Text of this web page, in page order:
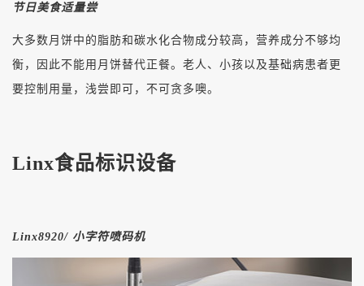
节日美食适量尝
大多数月饼中的脂肪和碳水化合物成分较高，营养成分不够均
衡，因此不能用月饼替代正餐。老人、小孩以及基础病患者更
要控制用量，浅尝即可，不可贪多噢。
Linx食品标识设备
Linx8920/ 小字符喷码机